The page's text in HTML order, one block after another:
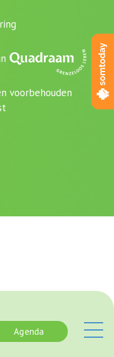
Agenda
voorbehouden